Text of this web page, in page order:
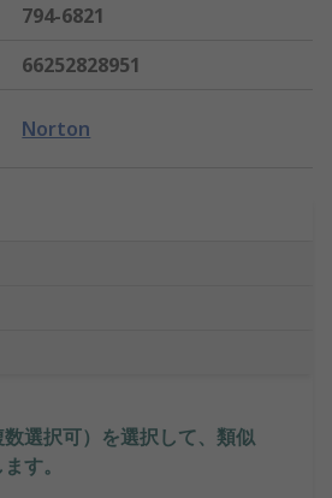
794-6821
66252828951
Norton
選択可）を選択して、類似
す。